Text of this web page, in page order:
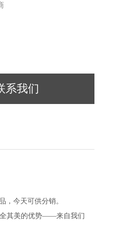
系我们
，今天可供分销。
其美的优势——来自我们